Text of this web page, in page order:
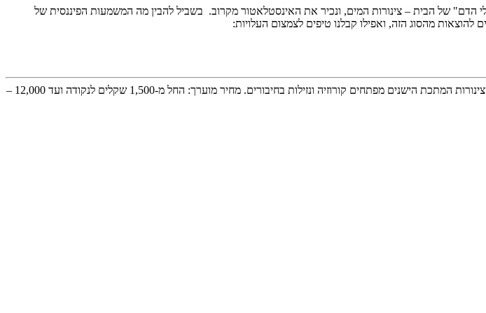
של הבית – צינורות המים, ונכיר את האינסטלאטור מקרוב. בשביל להבין מה המשמעות הפיננסית של
להוצאות מהסוג הזה, ואפילו קבלנו טיפים לצמצום העלויות:
במידה ואתם משפצים בית בן 30-15 שנה, כדאי מאוד שתחליפו את צנרת המים בבית, כיוון שצינורות המתכת הישנים מפתחים קורוזיה ונזילות בחיבורים. מחיר מוערך: החל מ-1,500 שקלים לנקודה ועד 12,000 –